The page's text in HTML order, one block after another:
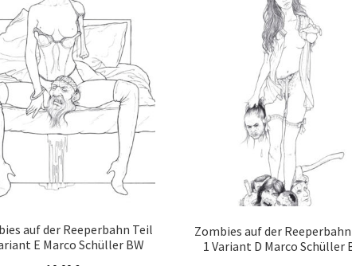
auf der Reeperbahn Teil
E Marco Schüller BW
Zombies auf der
1 Variant D Marco Schüller